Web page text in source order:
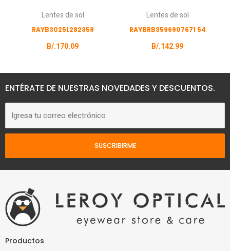
Lentes de sol
RAYB3025L282358
B/.170.09
Lentes de sol
RAYBRB3596907671 54
B/.142.99
ENTÉRATE DE NUESTRAS NOVEDADES Y DESCUENTOS.
electrónico
SUSCRIBIRME
Productos